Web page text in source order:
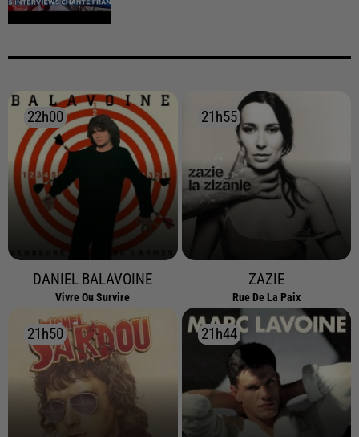
22h00
22h00
DANIEL BALAVOINE
Vivre Ou Survire
21h55
21h55
ZAZIE
Rue De La Paix
21h50
21h50 21h44
21h44